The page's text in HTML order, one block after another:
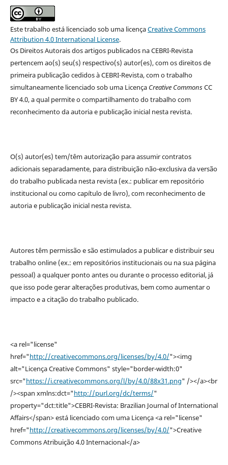
Este trabalho está licenciado sob uma licençaCreative Commons
Attribution 4.0 International License.
Os Direitos Autorais dos artigos publicados na CEBRI-Revista
pertencem ao(s) seu(s) respectivo(s) autor(es), com os direitos de
primeira publicação cedidos à CEBRI-Revista, com o trabalho
simultaneamente licenciado sob uma Licença Creative CommonsCC
BY 4.0, a qual permite o compartilhamento do trabalho com
reconhecimento da autoria e publicação inicial nesta revista.
O(s) autor(es) tem/têm autorização para assumir contratos
adicionais separadamente, para distribuição não-exclusiva da versão
do trabalho publicada nesta revista (ex.: publicar em repositório
institucional ou como capítulo de livro), com reconhecimento de
autoria e publicação inicial nesta revista.
Autores têm permissão e são estimulados a publicar e distribuir seu
trabalho online (ex.: em repositórios institucionais ou na sua página
pessoal) a qualquer ponto antes ou durante o processo editorial, já
que isso pode gerar alterações produtivas, bem como aumentar o
impacto e a citação do trabalho publicado.
<a rel="license"
href="http://creativecommons.org/licenses/by/4.0/"><img
alt="Licença Creative Commons" style="border-width:0"
src="https://i.creativecommons.org/l/by/4.0/88x31.png" /></a><br
/><span xmlns:dct="http://purl.org/dc/terms/"
property="dct:title">CEBRI-Revista: Brazilian Journal of International
Affairs</span> está licenciado com uma Licença <a rel="license"
href="http://creativecommons.org/licenses/by/4.0/">Creative
Commons Atribuição 4.0 Internacional</a>